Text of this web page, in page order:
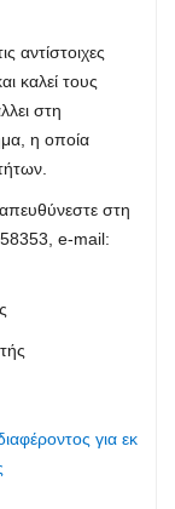
αντίστοιχες
καλεί τους
στη
η οποία
στη
e-mail:
για εκ